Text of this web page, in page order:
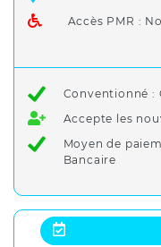
Accès PMR :
Conventionné :
Accepte les
Moyen de
Bancaire